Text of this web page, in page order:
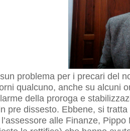
problema per i precari del
qualcuno, anche su alcuni
della proroga e
pre dissesto. Ebbene, si tratta
alle Finanze,